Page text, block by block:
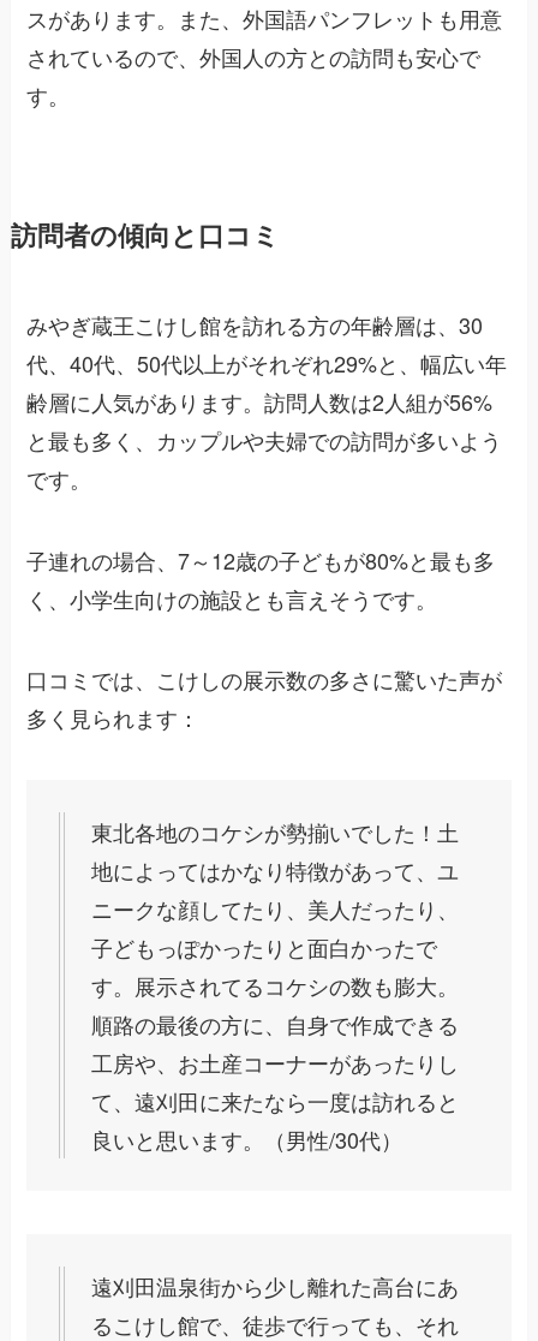
スがあります。また、外国語パンフレットも用意
されているので、外国人の方との訪問も安心で
す。
訪問者の傾向と口コミ
みやぎ蔵王こけし館を訪れる方の年齢層は、30
代、40代、50代以上がそれぞれ29%と、幅広い年
齢層に人気があります。訪問人数は2人組が56%
と最も多く、カップルや夫婦での訪問が多いよう
です。
子連れの場合、7～12歳の子どもが80%と最も多
く、小学生向けの施設とも言えそうです。
口コミでは、こけしの展示数の多さに驚いた声が
多く見られます：
東北各地のコケシが勢揃いでした！土
地によってはかなり特徴があって、ユ
ニークな顔してたり、美人だったり、
子どもっぽかったりと面白かったで
す。展示されてるコケシの数も膨大。
順路の最後の方に、自身で作成できる
工房や、お土産コーナーがあったりし
て、遠刈田に来たなら一度は訪れると
良いと思います。（男性/30代）
遠刈田温泉街から少し離れた高台にあ
るこけし館で、徒歩で行っても、それ